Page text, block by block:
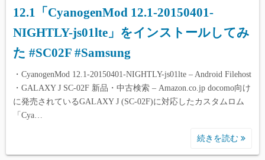
12.1「CyanogenMod 12.1-20150401-
NIGHTLY-js01lte」をインストールしてみ
た #SC02F #Samsung
・CyanogenMod 12.1-20150401-NIGHTLY-js01lte – Android Filehost
・GALAXY J SC-02F 新品・中古検索 – Amazon.co.jp docomo向け
に発売されているGALAXY J (SC-02F)に対応したカスタムロム
「Cya…
続きを読む